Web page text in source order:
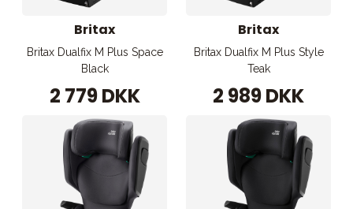
Britax
Britax Dualfix M Plus Space
Black
2 779 DKK
Britax
Britax Dualfix M Plus Style
Teak
2 989 DKK